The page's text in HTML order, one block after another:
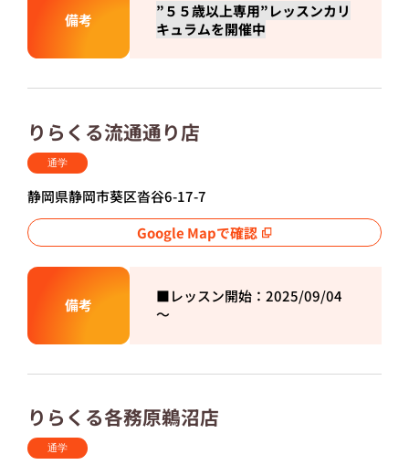
備考
”５５歳以上専用”レッスンカリ
キュラムを開催中
りらくる流通通り店
通学
静岡県静岡市葵区沓谷6-17-7
Google Mapで確認
備考 ■レッスン開始：2025/09/04
～
りらくる各務原鵜沼店
通学